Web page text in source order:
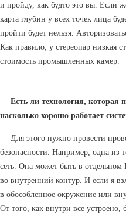
и пройду, как будто это вы. Если
карта глубин у всех точек лица
пройти будет нельзя.
Как правило, у стереопар низкая
стоимость промышленных камер.
— Есть ли технология, которая
насколько хорошо работает
— Для этого нужно провести
безопасности. Например, одна из
сеть. Она может быть в отдельном
во внутренний контур. И если я
в обособленное окружение или
От того, как внутри все устроено,